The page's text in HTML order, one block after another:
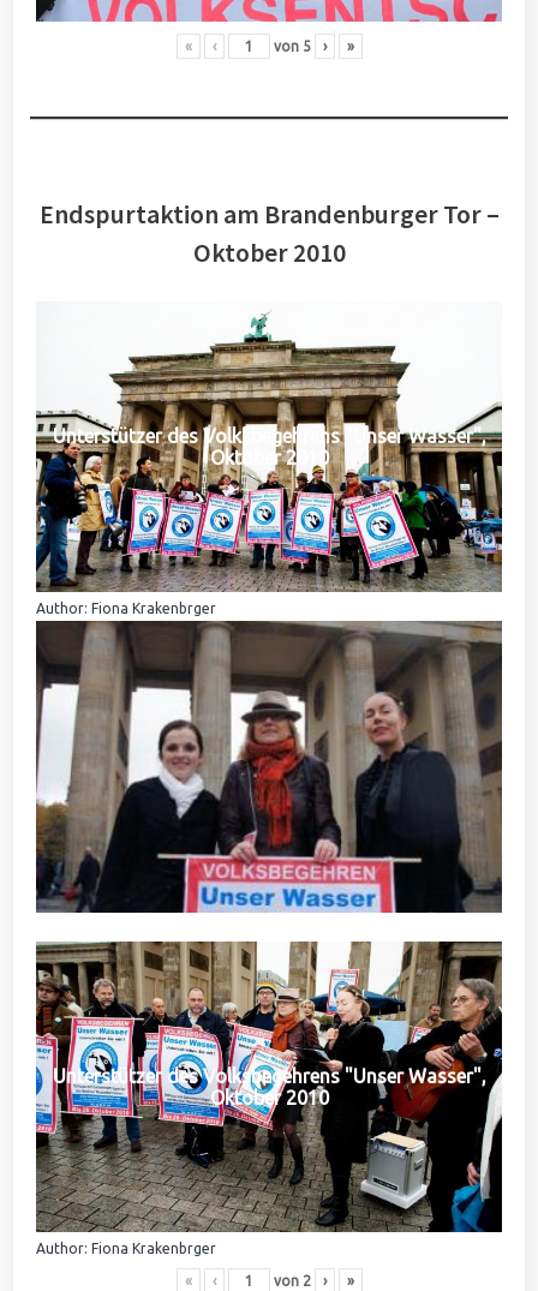
« ‹ von 5 › »
Endspurtaktion am Brandenburger Tor –
Oktober 2010
Unterstützer des Volksbegehrens "Unser Wasser",
Oktober 2010
Author: Fiona Krakenbrger
Unterstützer des Volksbegehrens "Unser Wasser",
Oktober 2010
Author: Fiona Krakenbrger
« ‹ von 2 › »